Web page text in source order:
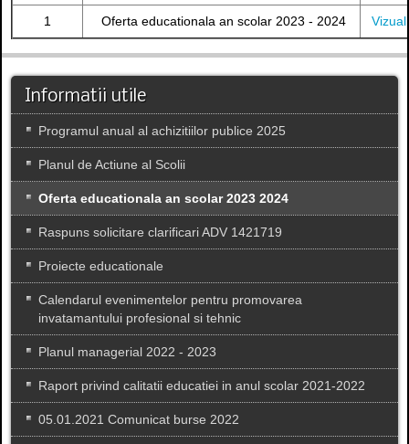
1 Oferta educationala an scolar 2023 - 2024
Informatii utile
Programul anual al achizitiilor publice 2025
Planul de Actiune al Scolii
Oferta educationala an scolar 2023 2024
Raspuns solicitare clarificari ADV 1421719
Proiecte educationale
Calendarul evenimentelor pentru promovarea
invatamantului profesional si tehnic
Planul managerial 2022 - 2023
Raport privind calitatii educatiei in anul scolar 2021-2022
05.01.2021 Comunicat burse 2022